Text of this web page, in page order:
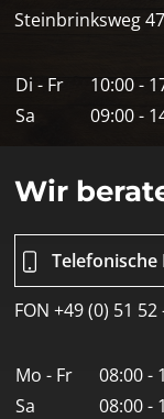
Steinbrinksweg
Di - Fr
10:00 -
Sa
09:00 -
Wir
FON +49 (0) 51
Mo - Fr
08:00 -
Sa
08:00 -